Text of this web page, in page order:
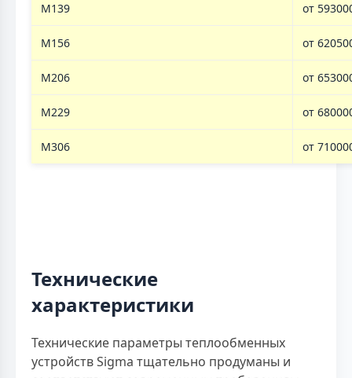
M139 от
M156 от
M206 от
M229 от
M306 от
Технические
характеристики
Технические параметры теплообменных
устройств Sigma тщательно продуманы и